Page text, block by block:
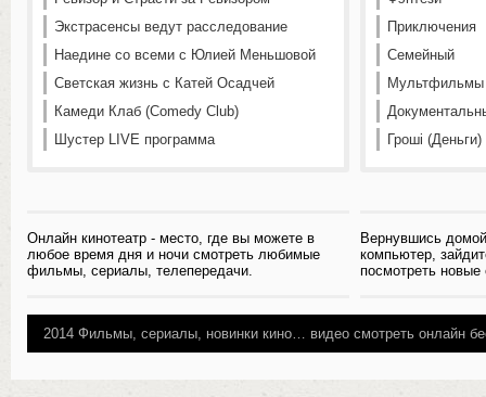
Экстрасенсы ведут расследование
Наедине со всеми с Юлией Меньшовой
Светская жизнь с Катей Осадчей
Камеди Клаб (Comedy Club)
Шустер LIVE программа
Онлайн кинотеатр - место, где вы можете в
любое время дня и ночи смотреть любимые
фильмы, сериалы, телепередачи.
Приключения
Семейный
Мультфильмы
Гроші
Вернувшись
компьютер,
посмотреть
2014 Фильмы, сериалы, новинки кино… видео смотреть онлайн